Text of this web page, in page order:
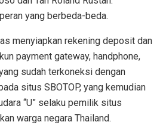
yang berbeda-beda.
menyiapkan rekening deposit dan
payment gateway, handphone,
sudah terkoneksi dengan
situs SBOTOP, yang kemudian
“U” selaku pemilik situs
warga negara Thailand.